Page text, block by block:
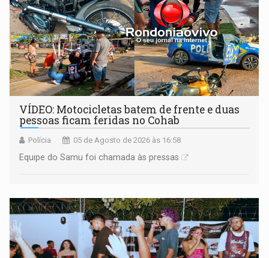
VÍDEO: Motocicletas batem de frente e duas
pessoas ficam feridas no Cohab
Polícia 05 de Agosto de 2026 às 16:58
Equipe do Samu foi chamada às pressas